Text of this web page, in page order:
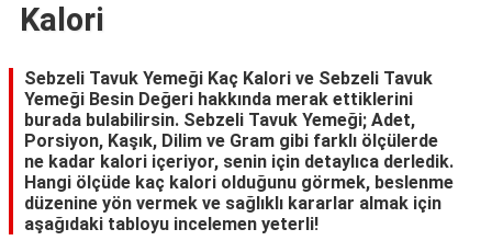
Kalori
Sebzeli Tavuk Yemeği Kaç Kalori ve Sebzeli Tavuk
Yemeği Besin Değeri hakkında merak ettiklerini
burada bulabilirsin. Sebzeli Tavuk Yemeği; Adet,
Porsiyon, Kaşık, Dilim ve Gram gibi farklı ölçülerde
ne kadar kalori içeriyor, senin için detaylıca derledik.
Hangi ölçüde kaç kalori olduğunu görmek, beslenme
düzenine yön vermek ve sağlıklı kararlar almak için
aşağıdaki tabloyu incelemen yeterli!